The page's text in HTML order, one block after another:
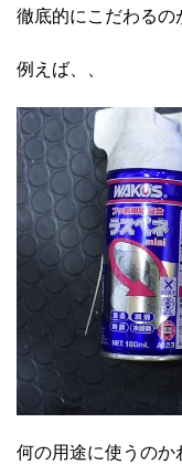
徹底的にこだわるの
例えば、、
何の用途に使うのか